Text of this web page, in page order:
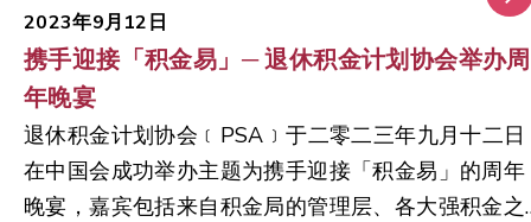
生活中的重要性。 通力合作之余，不断创新亦是确
强积金制度能满足大众及业界利益的关键。积金局行
政总监郑恩赐先生表示，局方会与不同持份者，包括
工会、非政府机构及地区团体合作，确保数码共融，
让不谙数码科技的计划成员，例如长者、基层市民，
以至有特殊需要人士，都可「无障碍」应用。PSA会
2023年9月12日
携手迎接「积金易」─ 退休积金计划协会举办周
年晚宴
退休积金计划协会﹝PSA﹞于二零二三年九月十二日
在中国会成功举办主题为携手迎接「积金易」的周年
晚宴，嘉宾包括来自积金局的管理层、各大强积金之